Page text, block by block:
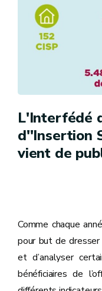
L'Interfédé
d''Insertion
vient de
Comme chaque
pour but de
et d’analyser
bénéficiaires de